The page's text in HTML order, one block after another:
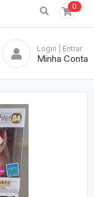
0
Login | Entrar
Minha Conta